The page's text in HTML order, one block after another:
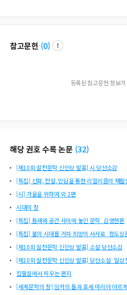
참고문헌 (0)
등록된 참고문헌 정보
해당 권호 수록 논문 (32)
[제10회 실천문학 신인상 발표] 시 당선소감
[특집] 신화, 전설, 민담을 통한 리얼리즘의 재
[시] 가을을 위하여 외 2편
시대의 창
[특집] 틈새와 공간 사이에 놓인 문학_김영현론
[특집] 불의 시대를 거쳐 희망의 서사로_정도상
[제10회 실천문학 신인상 발표] 소설 당선소감
[제10회 실천문학 신인상 발표] 당선소설_일상
집필실에서 띄우는 편지
[세계문학의 창] 잉카의 돌과 호세 마리아 아르